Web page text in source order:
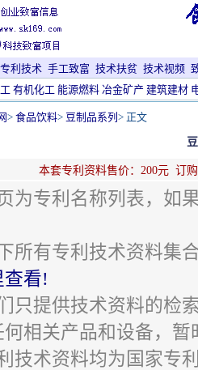
专利技术 手工致富 技术扶贫 技术视频
有机化工 能源燃料 冶金矿产 建筑建材
> 食品饮料> 豆制品系列 > 正文
本套专利资料售价：200元 订
为专利名称列表，如
所有专利技术资料集
查看!
只提供技术资料的检
何相关产品和设备 ，暂
技术资料均为国家专